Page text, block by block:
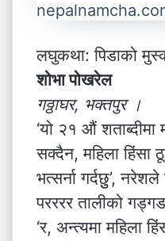
लघुकथा: पिडाको
शोभा पोखरेल
गठ्ठाघर, भक्तपुर ।
‘यो २१ औं शताब्दीमा
सक्दैन, महिला हिंसा
भत्सर्ना गर्दछुु’,
परररर तालीको
‘र, अन्त्यमा महिला